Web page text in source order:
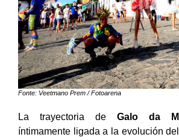
Fonte: Veetmano Prem / Fotoarena
La trayectoria de Galo da
íntimamente ligada a la evolución